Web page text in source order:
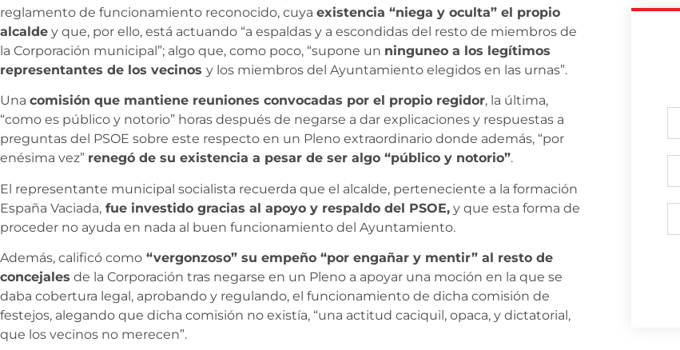
reglamento de funcionamiento reconocido, cuya existencia “niega y oculta” el propio
alcalde y que, por ello, está actuando “a espaldas y a escondidas del resto de miembros de
la Corporación municipal”; algo que, como poco, “supone un ninguneo a los legítimos
representantes de los vecinos y los miembros del Ayuntamiento elegidos en las urnas”.
Una comisión que mantiene reuniones convocadas por el propio regidor, la última,
“como es público y notorio” horas después de negarse a dar explicaciones y respuestas a
preguntas del PSOE sobre este respecto en un Pleno extraordinario donde además, “por
enésima vez” renegó de su existencia a pesar de ser algo “público y notorio”.
El representante municipal socialista recuerda que el alcalde, perteneciente a la formación
España Vaciada, fue investido gracias al apoyo y respaldo del PSOE, y que esta forma de
proceder no ayuda en nada al buen funcionamiento del Ayuntamiento.
Además, calificó como “vergonzoso” su empeño “por engañar y mentir” al resto de
concejales de la Corporación tras negarse en un Pleno a apoyar una moción en la que se
daba cobertura legal, aprobando y regulando, el funcionamiento de dicha comisión de
festejos, alegando que dicha comisión no existía, “una actitud caciquil, opaca, y dictatorial,
que los vecinos no merecen”.